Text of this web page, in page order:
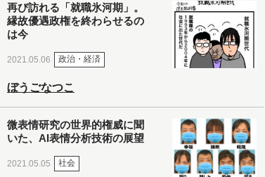
再び訪れる「就職氷河期」。
縁故優遇政権を終わらせるの
は今
2021.05.06 政治・経済
ぼうごなつこ
微表情研究の世界的権威に聞
いた、AI表情分析技術の展望
2021.05.05 社会